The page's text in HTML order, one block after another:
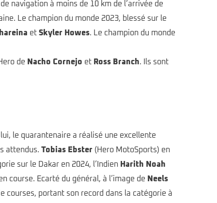
navigation à moins de 10 km de l’arrivée de
Le champion du monde 2023, blessé sur le
et Skyler Howes. Le champion du monde
de Nacho Cornejo et Ross Branch. Ils sont
le quarantenaire a réalisé une excellente
attendus. Tobias Ebster (Hero MotoSports) en
sur le Dakar en 2024, l’Indien Harith Noah
course. Ecarté du général, à l’image de Neels
courses, portant son record dans la catégorie à